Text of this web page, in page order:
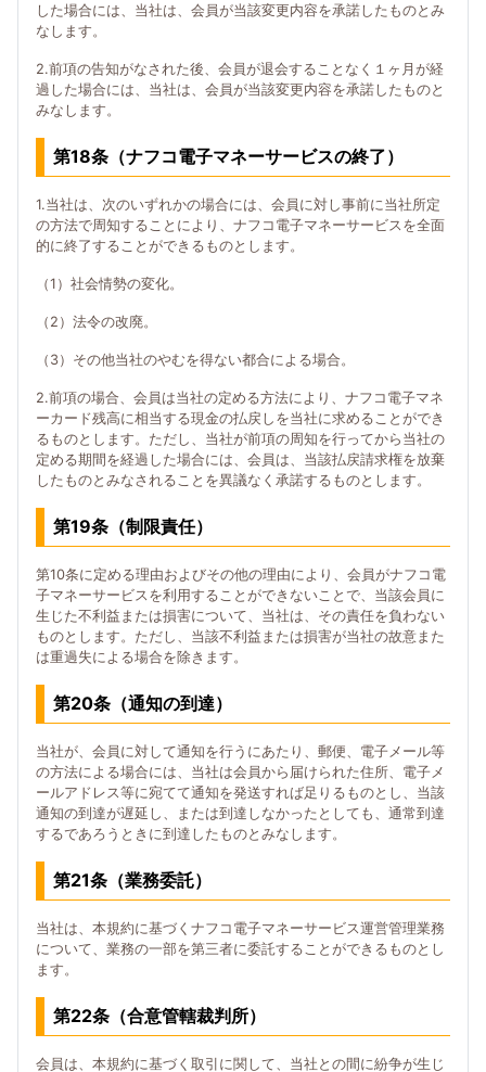
した場合には、当社は、会員が当該変更内容を承諾したものとみ
なします。
2.前項の告知がなされた後、会員が退会することなく１ヶ月が経
過した場合には、当社は、会員が当該変更内容を承諾したものと
みなします。
第18条（ナフコ電子マネーサービスの終了）
1.当社は、次のいずれかの場合には、会員に対し事前に当社所定
の方法で周知することにより、ナフコ電子マネーサービスを全面
的に終了することができるものとします。
（1）社会情勢の変化。
（2）法令の改廃。
（3）その他当社のやむを得ない都合による場合。
2.前項の場合、会員は当社の定める方法により、ナフコ電子マネ
ーカード残高に相当する現金の払戻しを当社に求めることができ
るものとします。ただし、当社が前項の周知を行ってから当社の
定める期間を経過した場合には、会員は、当該払戻請求権を放棄
したものとみなされることを異議なく承諾するものとします。
第19条（制限責任）
第10条に定める理由およびその他の理由により、会員がナフコ電
子マネーサービスを利用することができないことで、当該会員に
生じた不利益または損害について、当社は、その責任を負わない
ものとします。ただし、当該不利益または損害が当社の故意また
は重過失による場合を除きます。
第20条（通知の到達）
当社が、会員に対して通知を行うにあたり、郵便、電子メール等
の方法による場合には、当社は会員から届けられた住所、電子メ
ールアドレス等に宛てて通知を発送すれば足りるものとし、当該
通知の到達が遅延し、または到達しなかったとしても、通常到達
するであろうときに到達したものとみなします。
第21条（業務委託）
当社は、本規約に基づくナフコ電子マネーサービス運営管理業務
について、業務の一部を第三者に委託することができるものとし
ます。
第22条（合意管轄裁判所）
会員は、本規約に基づく取引に関して、当社との間に紛争が生じ